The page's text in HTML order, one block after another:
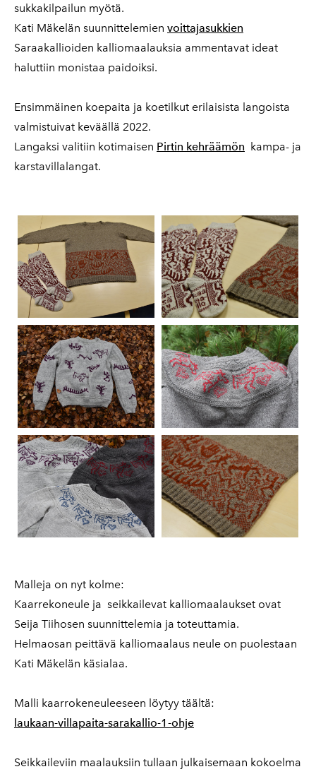
sukkakilpailun myötä.
Kati Mäkelän suunnittelemien voittajasukkien
Saraakallioiden kalliomaalauksia ammentavat ideat
haluttiin monistaa paidoiksi.
Ensimmäinen koepaita ja koetilkut erilaisista langoista
valmistuivat keväällä 2022.
Langaksi valitiin kotimaisen Pirtin kehräämön kampa- ja
karstavillalangat.
Malleja on nyt kolme:
Kaarrekoneule ja seikkailevat kalliomaalaukset ovat
Seija Tiihosen suunnittelemia ja toteuttamia.
Helmaosan peittävä kalliomaalaus neule on puolestaan
Kati Mäkelän käsialaa.
Malli kaarrokeneuleeseen löytyy täältä:
laukaan-villapaita-sarakallio-1-ohje
Seikkaileviin maalauksiin tullaan julkaisemaan kokoelma